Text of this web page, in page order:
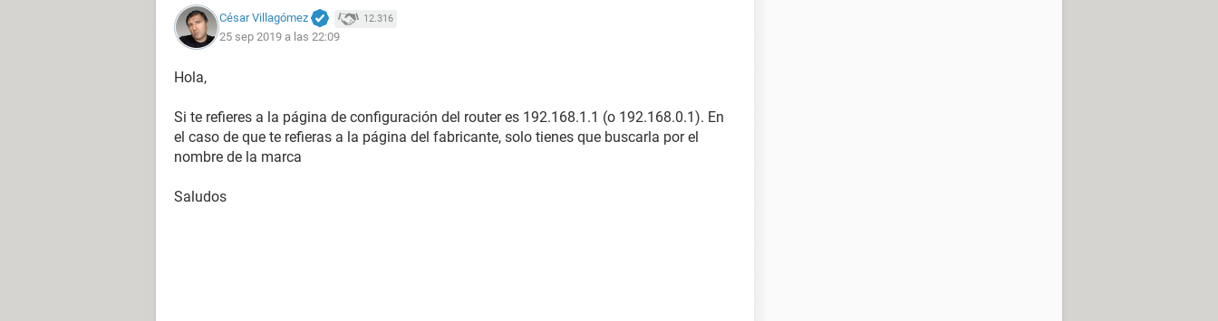
César Villagómez 12.316
25 sep 2019 a las 22:09
Hola,
Si te refieres a la página de configuración del router es 192.168.1.1 (o 192.168.0.1). En
el caso de que te refieras a la página del fabricante, solo tienes que buscarla por el
nombre de la marca
Saludos